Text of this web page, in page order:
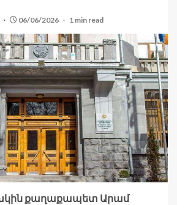
06/06/2026 1 min read
քաղաքապետ Արամ